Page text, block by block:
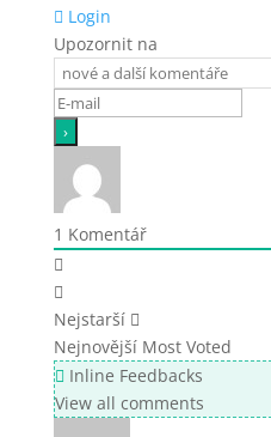
Login
Upozornit na
1 Komentář
Nejstarší
Nejnovější Most Voted
Inline Feedbacks
View all comments